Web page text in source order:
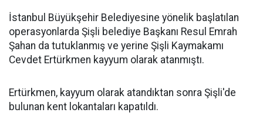
İstanbul Büyükşehir Belediyesine yönelik başlatılan
operasyonlarda Şişli belediye Başkanı Resul Emrah
Şahan da tutuklanmış ve yerine Şişli Kaymakamı
Cevdet Ertürkmen kayyum olarak atanmıştı.
Ertürkmen, kayyum olarak atandıktan sonra Şişli'de
bulunan kent lokantaları kapatıldı.